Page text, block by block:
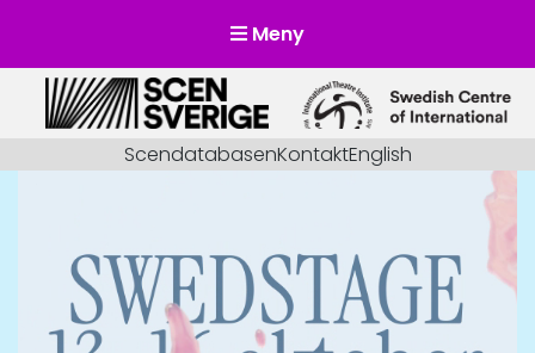
Meny
Scensverige
Mötesplats för svensk och internationell scenkonst
ScendatabasenKontaktEnglish